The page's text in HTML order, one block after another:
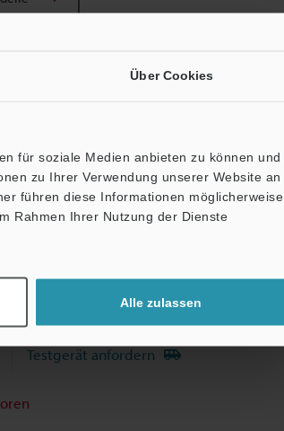
Über Cookies
für soziale Medien anbieten zu können und
zu Ihrer Verwendung unserer Website an
führen diese Informationen möglicherweise
Rahmen Ihrer Nutzung der Dienste
Alle zulassen
Handbücher
Testgerät anfordern